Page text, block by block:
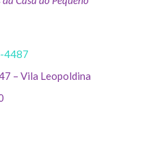
4487
– Vila Leopoldina